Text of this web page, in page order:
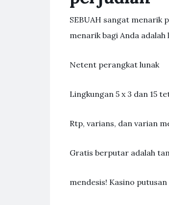
SEBUAH sangat menarik
menarik bagi Anda
Netent perangkat lunak
Lingkungan 5 x 3 dan 15
Rtp, varians, dan varian
Gratis berputar adalah
mendesis! Kasino putusan